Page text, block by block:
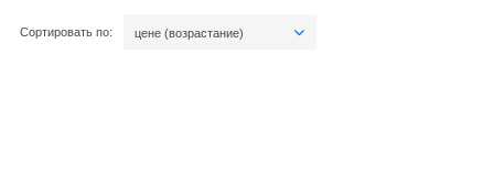
Сортировать по: цене (возрастание)